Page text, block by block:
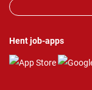
Hent job-apps